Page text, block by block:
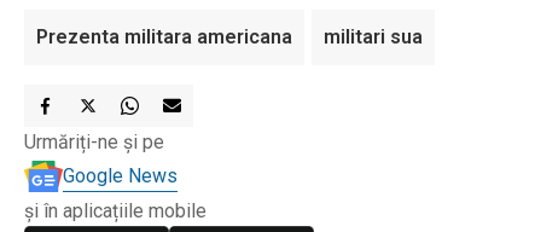
Prezenta militara americana militari sua
Urmăriți-ne și pe
Google News
și în aplicațiile mobile